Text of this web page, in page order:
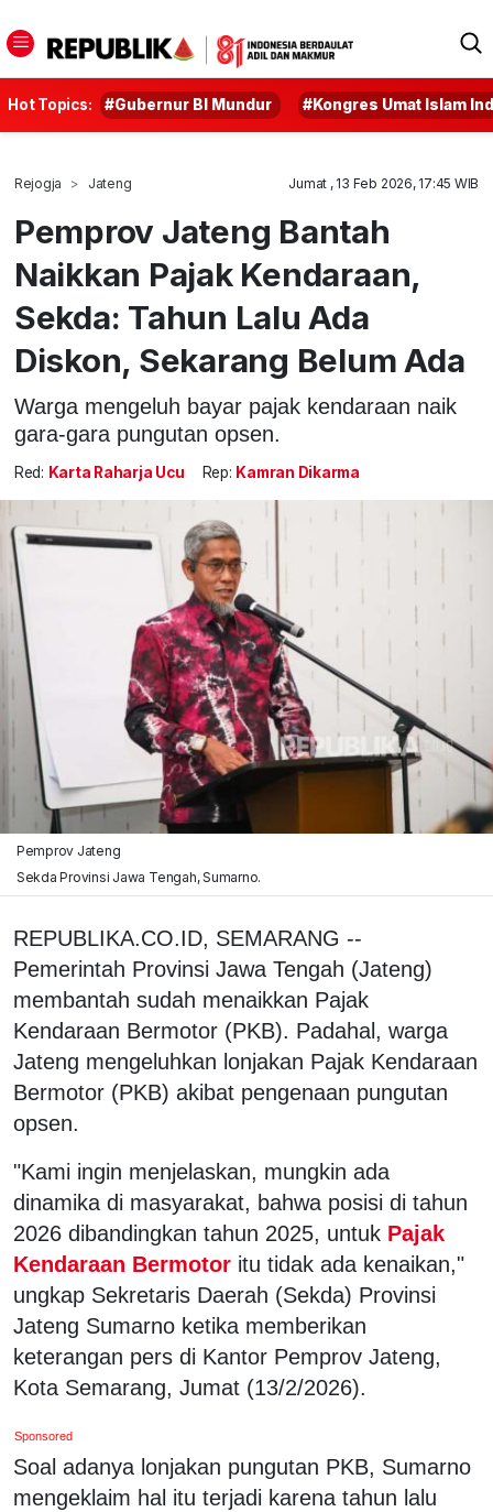
Hot Topics: #Gubernur BI Mundur #Kongres Umat Islam
Rejogja Jateng Jumat , 13 Feb 2026, 17:45 WIB
Pemprov Jateng Bantah
Naikkan Pajak Kendaraan,
Sekda: Tahun Lalu Ada
Diskon, Sekarang Belum Ada
Warga mengeluh bayar pajak kendaraan naik
gara-gara pungutan opsen.
Red: Karta Raharja Ucu Rep: Kamran Dikarma
Pemprov Jateng
Sekda Provinsi Jawa Tengah, Sumarno.
REPUBLIKA.CO.ID, SEMARANG --
Pemerintah Provinsi Jawa Tengah (Jateng)
membantah sudah menaikkan Pajak
Kendaraan Bermotor (PKB). Padahal, warga
Jateng mengeluhkan lonjakan Pajak Kendaraan
Bermotor (PKB) akibat pengenaan pungutan
opsen.
"Kami ingin menjelaskan, mungkin ada
dinamika di masyarakat, bahwa posisi di tahun
2026 dibandingkan tahun 2025, untuk Pajak
Kendaraan Bermotor itu tidak ada kenaikan,"
ungkap Sekretaris Daerah (Sekda) Provinsi
Jateng Sumarno ketika memberikan
keterangan pers di Kantor Pemprov Jateng,
Kota Semarang, Jumat (13/2/2026).
Sponsored
Soal adanya lonjakan pungutan PKB, Sumarno
mengeklaim hal itu terjadi karena tahun lalu